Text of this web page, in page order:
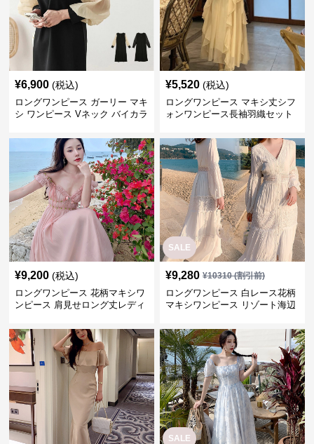
¥6,900 (税込)
ロングワンピース ガーリー マキ
シ ワンピース Vネック バイカラ
¥5,520 (税込)
ロングワンピース マキシ丈シフ
ォンワンピース長袖羽織セット
¥9,200 (税込)
ロングワンピース 花柄マキシワ
ンピース 肩見せロング丈レディ
SALE
¥9,280 ¥10310(割引前)
ロングワンピース 白レース花柄
マキシワンピース リゾート海辺
SALE